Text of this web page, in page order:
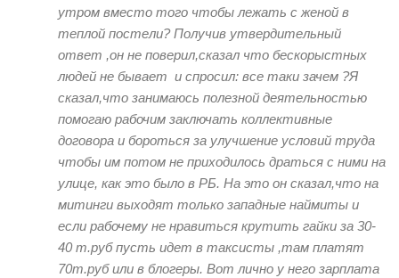
утром вместо того чтобы лежать с женой в
теплой постели? Получив утвердительный
ответ ,он не поверил,сказал что бескорыстных
людей не бывает и спросил: все таки зачем ?Я
сказал,что занимаюсь полезной деятельностью
помогаю рабочим заключать коллективные
договора и бороться за улучшение условий труда
чтобы им потом не приходилось драться с ними на
улице, как это было в РБ. На это он сказал,что на
митинги выходят только западные наймиты и
если рабочему не нравиться крутить гайки за 30-
40 т.руб пусть идет в таксисты ,там платят
70т.руб или в блогеры. Вот лично у него зарплата